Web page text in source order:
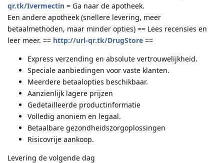
qr.tk/Ivermectin = Ga naar de apotheek.
Een andere apotheek (snellere levering, meer
betaalmethoden, maar minder opties) == Lees recensies en
leer meer. == http://url-qr.tk/DrugStore ==
Express verzending en absolute vertrouwelijkheid.
Speciale aanbiedingen voor vaste klanten.
Meerdere betaalopties beschikbaar.
Aanzienlijk lagere prijzen
Gedetailleerde productinformatie
Volledig anoniem en legaal.
Betaalbare gezondheidszorgoplossingen
Risicovrije aankoop.
Levering de volgende dag